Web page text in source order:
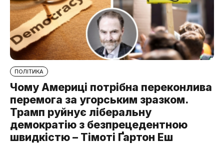
ПОЛІТИКА
Чому Америці потрібна переконлива
перемога за угорським зразком.
Трамп руйнує ліберальну
демократію з безпрецедентною
швидкістю – Тімоті Ґартон Еш